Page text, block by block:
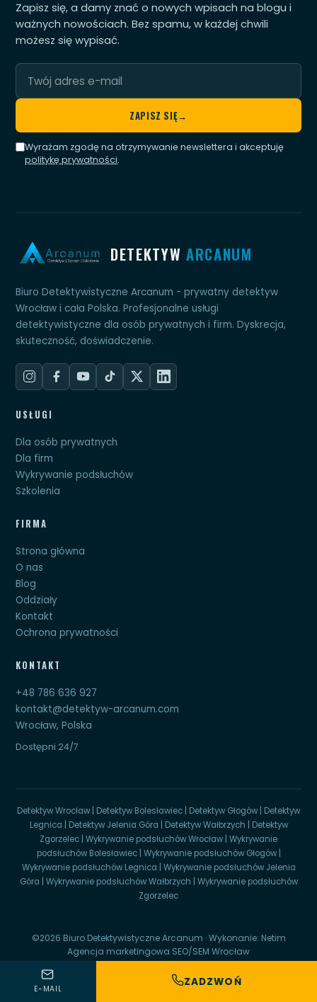
Zapisz się, a damy znać o nowych wpisach na blogu i
ważnych nowościach. Bez spamu, w każdej chwili
możesz się wypisać.
Twój
adres
e-
mail
ZAPISZ SIĘ→
Wyrażam zgodę na otrzymywanie newslettera i akceptuję
politykę prywatności.
DETEKTYW ARCANUM
Biuro Detektywistyczne Arcanum - prywatny detektyw
Wrocław i cała Polska. Profesjonalne usługi
detektywistyczne dla osób prywatnych i firm. Dyskrecja,
skuteczność, doświadczenie.
USŁUGI
Dla osób prywatnych
Dla firm
Wykrywanie podsłuchów
Szkolenia
FIRMA
Strona główna
O nas
Blog
Oddziały
Kontakt
Ochrona prywatności
KONTAKT
+48 786 636 927
kontakt@detektyw-arcanum.com
Wrocław, Polska
Dostępni 24/7
Detektyw Wrocław Detektyw Bolesławiec Detektyw Głogów
Detektyw
Legnica
Detektyw Jelenia Góra Detektyw Wałbrzych
Detektyw
Zgorzelec Wykrywanie podsłuchów Wrocław Wykrywanie
podsłuchów Bolesławiec| Wykrywanie podsłuchów Głogów|
Wykrywanie podsłuchów Legnica
Wykrywanie podsłuchów Jelenia
Góra
Wykrywanie podsłuchów Wałbrzych
Wykrywanie podsłuchów
Zgorzelec
©2026 Biuro Detektywistyczne Arcanum · Wykonanie: Netim
Agencja marketingowa SEO/SEM Wrocław
Mapa stronyOchrona prywatności
E-MAIL
ZADZWOŃ